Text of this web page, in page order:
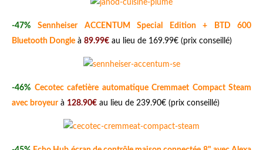
-47%
Sennheiser ACCENTUM Special Edition + BTD 600
Bluetooth Dongle à 89.99€ au lieu de 169.99€ (prix conseillé)
-46% Cecotec cafetière automatique Cremmaet Compact Steam
avec broyeurà 128.90€ au lieu de 239.90€ (prix conseillé)